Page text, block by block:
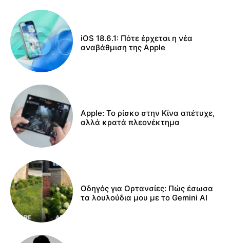
iOS 18.6.1: Πότε έρχεται η νέα
αναβάθμιση της Apple
Apple: Το ρίσκο στην Κίνα απέτυχε,
αλλά κρατά πλεονέκτημα
Οδηγός για Ορτανσίες: Πώς έσωσα
τα λουλούδια μου με το Gemini AI